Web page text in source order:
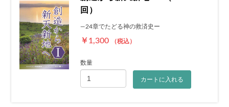
回）
―24章でたどる神の救済史ー
￥1,300 （税込）
数量
カートに入れる
お買い物を続ける カートへ進む